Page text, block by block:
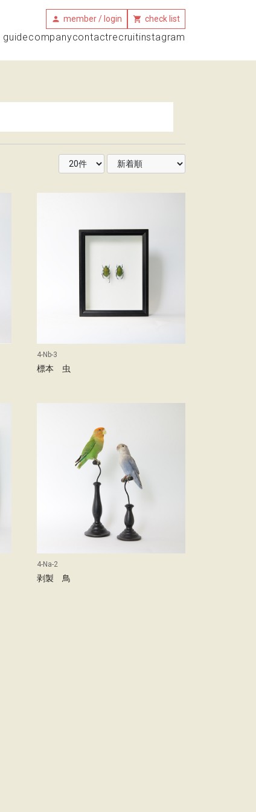
member / login check list
companycontactrecruitinstagram
4-Nb-3
標本 虫
4-Na-2
剥製 鳥